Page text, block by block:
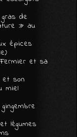
de
» au
épices
et sa
et son
miel
légumes